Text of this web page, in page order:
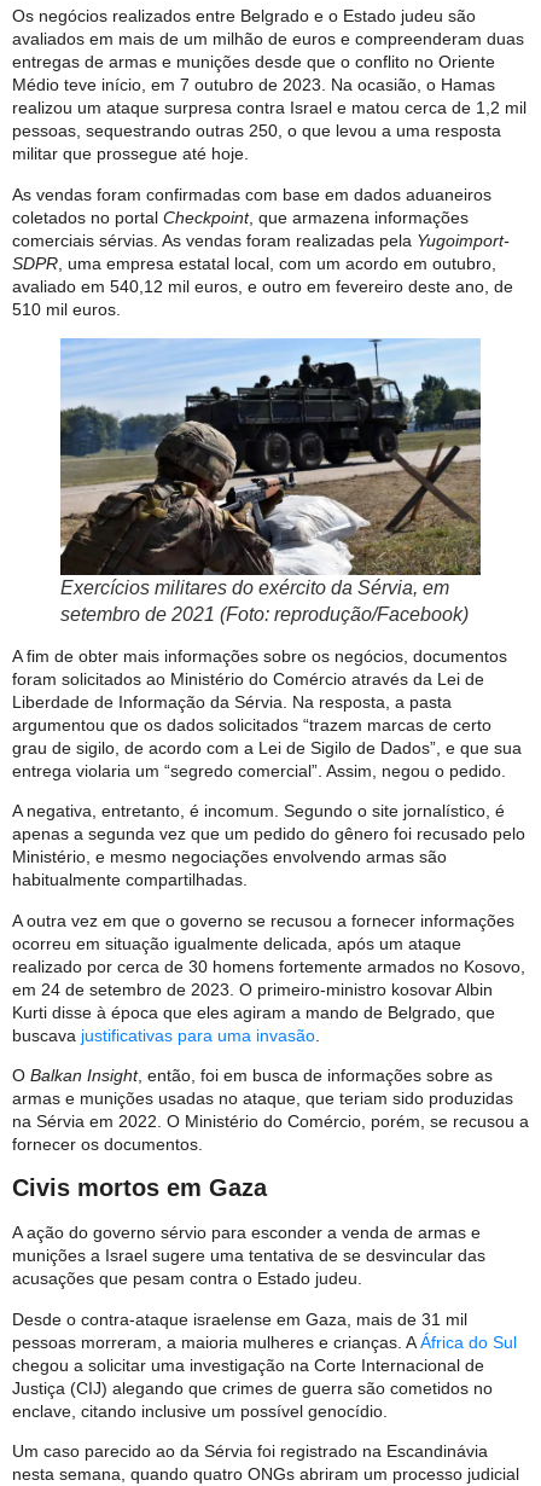
Os negócios realizados entre Belgrado e o Estado judeu são
avaliados em mais de um milhão de euros e compreenderam duas
entregas de armas e munições desde que o conflito no Oriente
Médio teve início, em 7 outubro de 2023. Na ocasião, o Hamas
realizou um ataque surpresa contra Israel e matou cerca de 1,2 mil
pessoas, sequestrando outras 250, o que levou a uma resposta
militar que prossegue até hoje.
As vendas foram confirmadas com base em dados aduaneiros
coletados no portal Checkpoint, que armazena informações
comerciais sérvias. As vendas foram realizadas pela Yugoimport-
SDPR , uma empresa estatal local, com um acordo em outubro,
avaliado em 540,12 mil euros, e outro em fevereiro deste ano, de
510 mil euros.
Exercícios militares do exército da Sérvia, em
setembro de 2021 (Foto: reprodução/Facebook)
A fim de obter mais informações sobre os negócios, documentos
foram solicitados ao Ministério do Comércio através da Lei de
Liberdade de Informação da Sérvia. Na resposta, a pasta
argumentou que os dados solicitados “trazem marcas de certo
grau de sigilo, de acordo com a Lei de Sigilo de Dados”, e que sua
entrega violaria um “segredo comercial”. Assim, negou o pedido.
A negativa, entretanto, é incomum. Segundo o site jornalístico, é
apenas a segunda vez que um pedido do gênero foi recusado pelo
Ministério, e mesmo negociações envolvendo armas são
habitualmente compartilhadas.
A outra vez em que o governo se recusou a fornecer informações
ocorreu em situação igualmente delicada, após um ataque
realizado por cerca de 30 homens fortemente armados no Kosovo,
em 24 de setembro de 2023. O primeiro-ministro kosovar Albin
Kurti disse à época que eles agiram a mando de Belgrado, que
buscava justificativas para uma invasão
O Balkan Insight, então, foi em busca de informações sobre as
armas e munições usadas no ataque, que teriam sido produzidas
na Sérvia em 2022. O Ministério do Comércio, porém, se recusou a
fornecer os documentos.
Civis mortos em Gaza
A ação do governo sérvio para esconder a venda de armas e
munições a Israel sugere uma tentativa de se desvincular das
acusações que pesam contra o Estado judeu.
Desde o contra-ataque israelense em Gaza, mais de 31 mil
pessoas morreram, a maioria mulheres e crianças. AÁfrica do Sul
chegou a solicitar uma investigação na Corte Internacional de
Justiça (CIJ) alegando que crimes de guerra são cometidos no
enclave, citando inclusive um possível genocídio.
Um caso parecido ao da Sérvia foi registrado na Escandinávia
nesta semana, quando quatro ONGs abriram um processo judicial